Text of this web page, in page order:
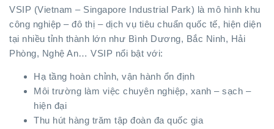
VSIP (Vietnam – Singapore Industrial Park) là mô hình khu
công nghiệp – đô thị – dịch vụ tiêu chuẩn quốc tế, hiện diện
tại nhiều tỉnh thành lớn như Bình Dương, Bắc Ninh, Hải
Phòng, Nghệ An… VSIP nổi bật với:
Hạ tầng hoàn chỉnh, vận hành ổn định
Môi trường làm việc chuyên nghiệp, xanh – sạch –
hiện đại
Thu hút hàng trăm tập đoàn đa quốc gia